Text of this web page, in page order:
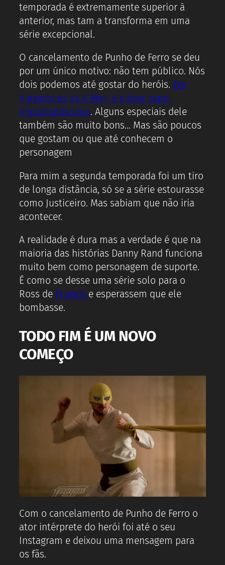
temporada é extremamente superior à
anterior, mas tam a transforma em uma
série excepcional.
O cancelamento de Punho de Ferro se deu
por um único motivo: não tem público. Nós
dois podemos até gostar do heróis. Em
Vingadores Vs X-Men ele teve papel
importantíssimo. Alguns especiais dele
também são muito bons… Mas são poucos
que gostam ou que até conhecem o
personagem
Para mim a segunda temporada foi um tiro
de longa distância, só se a série estourasse
como Justiceiro. Mas sabiam que não iria
acontecer.
A realidade é dura mas a verdade é que na
maioria das histórias Danny Rand funciona
muito bem como personagem de suporte.
É como se desse uma série solo para o
Ross de Friends e esperassem que ele
bombasse.
TODO FIM É UM NOVO
COMEÇO
Com o cancelamento de Punho de Ferro o
ator intérprete do herói foi até o seu
Instagram e deixou uma mensagem para
os fãs.